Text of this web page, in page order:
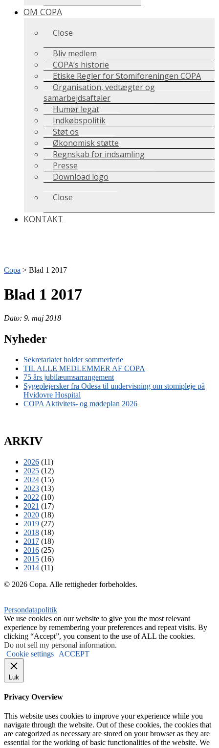
OM COPA
Close
Bliv medlem
COPA’s historie
Etiske Regler for Stomiforeningen COPA
Organisation, vedtægter og
samarbejdsaftaler
Humør legat
Indkøbspolitik
Støt os
Økonomisk støtte
Regnskab for indsamling
Presse
Download logo
Close
KONTAKT
Copa > Blad 1 2017
Blad 1 2017
Dato: 9. maj 2018
Nyheder
Sekretariatet holder sommerferie
TIL ALLE MEDLEMMER AF COPA
75 års jubilæumsarrangement
Sygeplejersker fra Odesa til undervisning om stomipleje på
Hvidovre Hospital
COPA Aktivitets- og mødeplan 2026
ARKIV
2026 (11)
2025 (12)
2024 (15)
2023 (13)
2022 (10)
2021 (17)
2020 (18)
2019 (27)
2018 (18)
2017 (18)
2016 (25)
2015 (16)
2014 (11)
© 2026 Copa. Alle rettigheder forbeholdes.
Persondatapolitik
We use cookies on our website to give you the most relevant
experience by remembering your preferences and repeat visits. By
clicking “Accept”, you consent to the use of ALL the cookies.
Do not sell my personal information.
Cookie settings
ACCEPT
Luk
Privacy Overview
This website uses cookies to improve your experience while you
navigate through the website. Out of these cookies, the cookies that
are categorized as necessary are stored on your browser as they are
essential for the working of basic functionalities of the website. We